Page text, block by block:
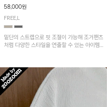
58,000원
FREE,L
밑단의 스트랩으로 핏 조절이 가능해 조거팬츠
처럼 다양한 스타일을 연출할 수 있는 아이템!